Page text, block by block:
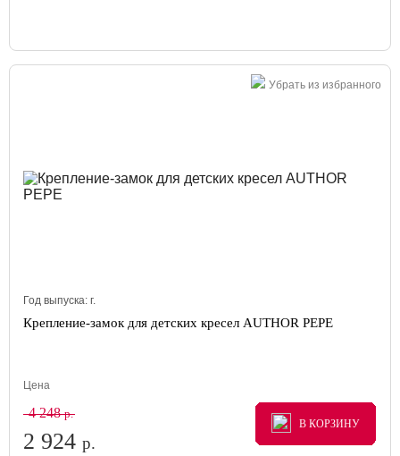
Убрать из избранного
Год выпуска: г.
Крепление-замок для детских кресел AUTHOR PEPE
Цена
4 248р.
2 924 р.
В КОРЗИНУ
В КОРЗИНУ
В КОРЗИНУ